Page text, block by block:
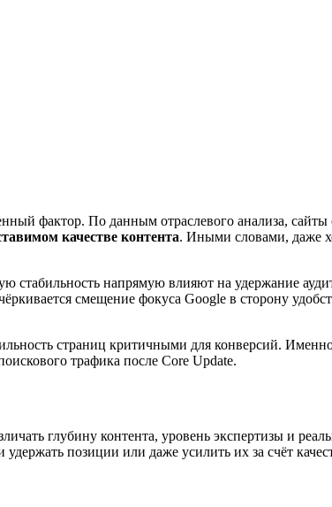
фактор. По данным отраслевого анализа,
качестве контента. Иными словами, даже
стабильность напрямую влияют на удержание
смещение фокуса Google в сторону
страниц критичными для конверсий.
трафика после Core Update.
глубину контента, уровень экспертизы и
позиции или даже усилить их за счёт